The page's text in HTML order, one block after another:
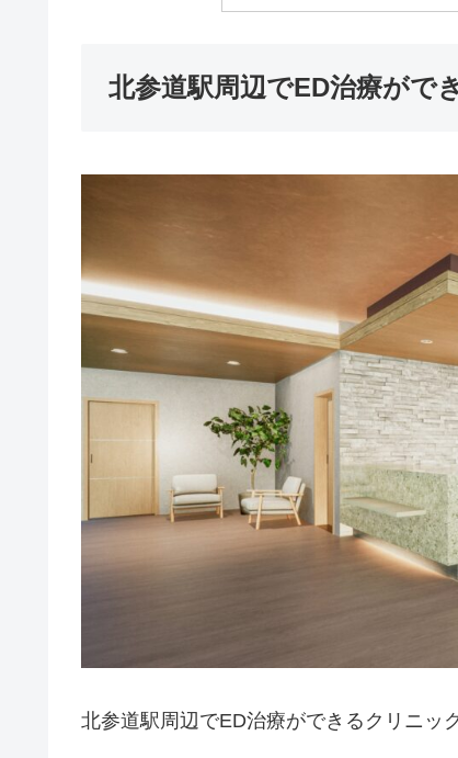
北参道駅周辺でED治療がで
北参道駅周辺でED治療ができるクリニッ